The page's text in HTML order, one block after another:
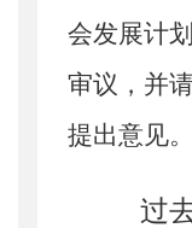
会发展计
审议，并
提出意见。
过